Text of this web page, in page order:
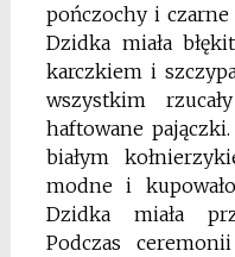
pończochy i czarne
Dzidka miała
karczkiem i
wszystkim
haftowane
białym
modne i
Dzidka miała
Podczas